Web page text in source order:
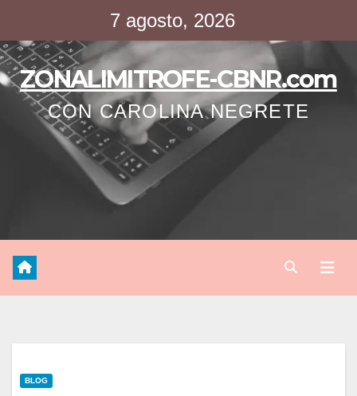
contenido
7 agosto, 2026
ZONALIMITROFE-CBNR.com
CON CAROLINA NEGRETE
BLOG